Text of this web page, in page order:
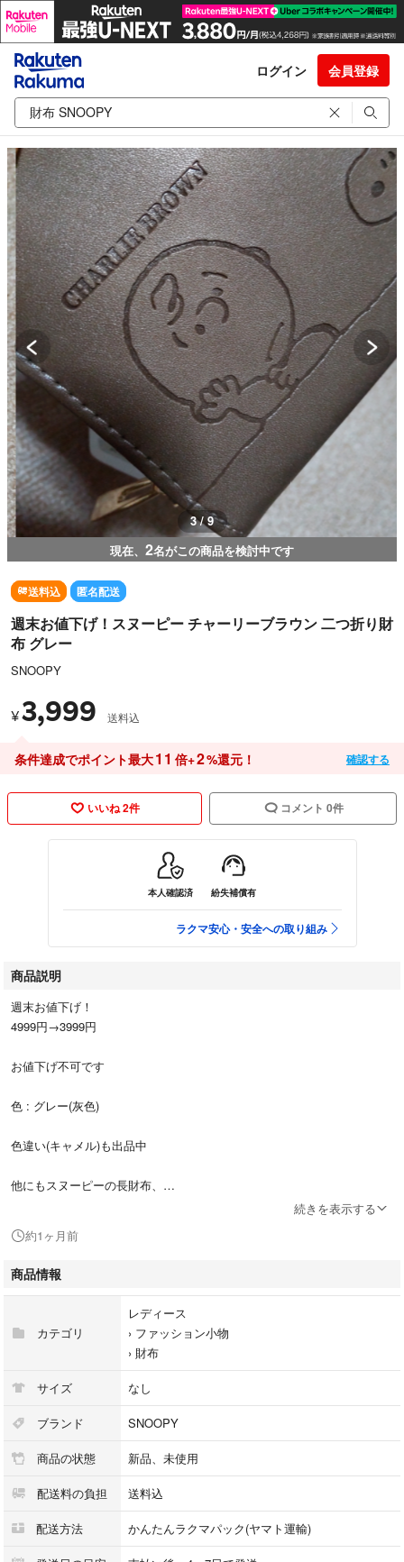
ログイン 会員登録
3 / 9
現在、 2名がこの商品を検討中です
送料込 匿名配送
週末お値下げ！スヌーピー チャーリーブラウン 二つ折り財
布 グレー
SNOOPY
¥3,999 送料込
条件達成でポイント最大11 倍+2%還元！ 確認する
いいね 2件 コメント 0件
本人確認済 紛失補償有
ラクマ安心・安全への取り組み
商品説明
週末お値下げ！
4999円→3999円
お値下げ不可です
色 : グレー(灰色)
色違い(キャメル)も出品中
他にもスヌーピーの長財布、
出品中です！
あわせてご覧下さい！
#チャーリーブラウン
#ピーナッツ
#SNOOPY
続きを表示する
約1ヶ月前
商品情報
カテゴリ
レディース
› ファッション小物
› 財布
サイズ なし
ブランド SNOOPY
商品の状態 新品、未使用
配送料の負担 送料込
配送方法 かんたんラクマパック(ヤマト運輸)